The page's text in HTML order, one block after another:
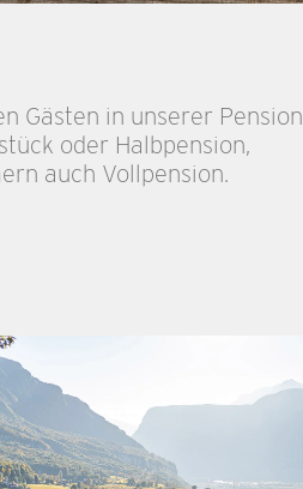
Gästen in unserer Pension
oder Halbpension,
auch Vollpension.